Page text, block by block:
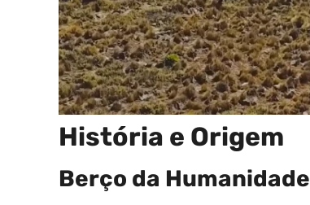
História e Origem
Berço da Humanidade